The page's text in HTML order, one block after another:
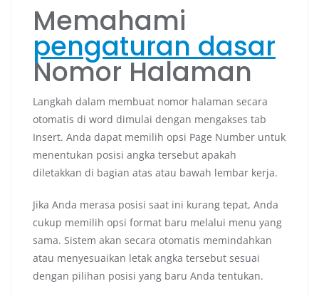
Memahami
pengaturan dasar
Nomor Halaman
Langkah dalam membuat nomor halaman secara
otomatis di word dimulai dengan mengakses tab
Insert. Anda dapat memilih opsi Page Number untuk
menentukan posisi angka tersebut apakah
diletakkan di bagian atas atau bawah lembar kerja.
Jika Anda merasa posisi saat ini kurang tepat, Anda
cukup memilih opsi format baru melalui menu yang
sama. Sistem akan secara otomatis memindahkan
atau menyesuaikan letak angka tersebut sesuai
dengan pilihan posisi yang baru Anda tentukan.